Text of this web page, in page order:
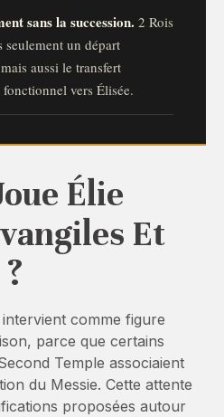
sans la succession. 2 Rois
seulement un départ
aussi le transfert
vers Élisée.
Élie
Et
intervient comme figure
parce que certains
Temple associaient
du Messie. Cette attente
proposées autour